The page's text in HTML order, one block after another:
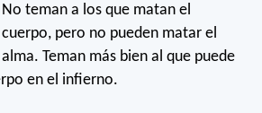
No teman a los que matan el
cuerpo, pero no pueden matar el
alma. Teman más bien al que puede
en el infierno.